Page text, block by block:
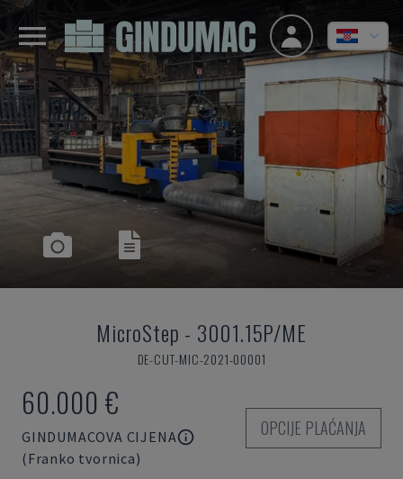
MicroStep - 3001.15P/ME
DE-CUT-MIC-2021-00001
60.000 €
GINDUMACOVA CIJENA
(Franko tvornica)
OPCIJE PLAĆANJA